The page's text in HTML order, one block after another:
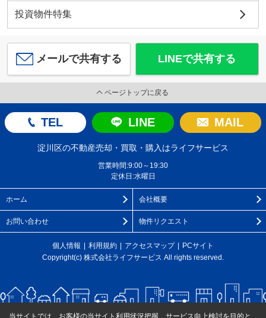
投資物件特集
メールで共有する LINEで共有する
ページトップに戻る
TEL LINE MAIL
淀川区の不動産売却・買取・購入はライフサービス
営業時間:9:00～19:30
定休日:水曜日
ホーム 会社概要
お問い合わせ 物件リクエスト
個人情報 利用規約 アクセスマップ
PCサイト
Copyright(c) 株式会社ライフサービス All rights reserved.
当サイトでは、お客様の当サイト利用状況把握、サービス向上検討を目的と